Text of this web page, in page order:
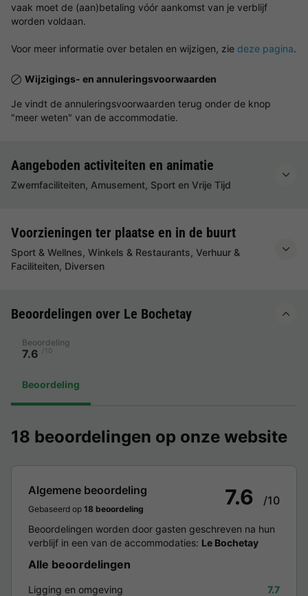
vaak moet de (aan)betaling vóór aankomst van je verblijf
worden voldaan.
Voor meer informatie over betalen en wijzigen, zie deze pagina.
Wijzigings- en annuleringsvoorwaarden
Je vindt de annuleringsvoorwaarden terug onder de knop
"meer weten" van de accommodatie.
Aangeboden activiteiten en animatie
Zwemfaciliteiten, Amusement, Sport en Vrije Tijd
Voorzieningen ter plaatse en in de buurt
Sport & Wellnes, Winkels & Restaurants, Verhuur &
Faciliteiten, Diversen
Beoordelingen over Le Bochetay
Beoordeling
7.6 /10
Beoordeling
18 beoordelingen op onze website
Algemene beoordeling
Gebaseerd op 18 beoordeling 7.6 /10
Beoordelingen worden door gasten geschreven na hun
verblijf in een van de accommodaties: Le Bochetay
Alle beoordelingen
Ligging en omgeving 7.7